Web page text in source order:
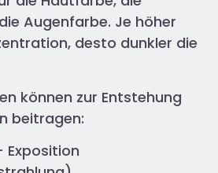
Augenfarbe. Je höher
desto dunkler die
können zur Entstehung
beitragen:
Exposition